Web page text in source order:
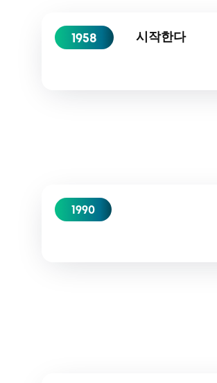
1958 시작한다
1990